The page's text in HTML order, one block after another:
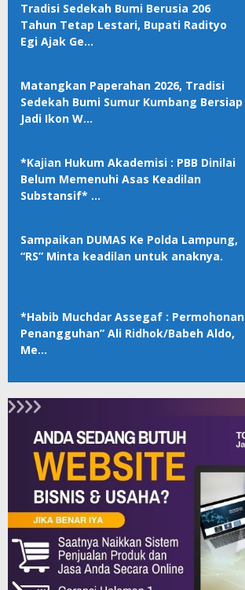
Tradisi Sedekah Bumi Berusia 206
Tahun Tetap Lestari, Bupati Radityo
Egi Ajak Ge…
Matangkan Paperahan 2026, Tradisi
Sedekah Bumi Sumur Kumbang Bersiap
Jadi Ikon W…
*Kajian Hukum Akademisi : PBB Dinilai
Belum Memenuhi Asas Keadilan
Substansif* …
Sampaikan DUMAS Ke Polda Lampung,
“RS” Minta keadilan untuk anaknya.
*Habib Muchdar Assegaf : Permohonan
Penangguhan” Ali Ridhok/Babeh Aldo,
Me…